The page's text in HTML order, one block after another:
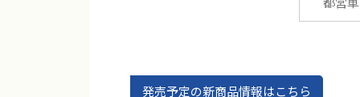
発売予定の新商品情報はこちら